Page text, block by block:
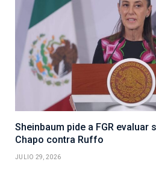
Sheinbaum pide a FGR evaluar
Chapo contra Ruffo
JULIO 29, 2026